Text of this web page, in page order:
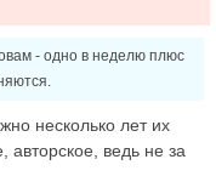
- одно в неделю плюс
несколько лет их
ведь не за